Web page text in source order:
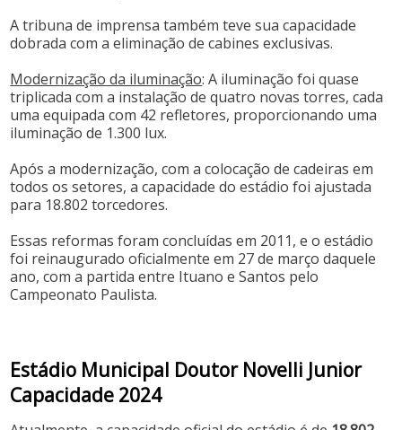
A tribuna de imprensa também teve sua capacidade
dobrada com a eliminação de cabines exclusivas. ​
Modernização da iluminação: A iluminação foi quase
triplicada com a instalação de quatro novas torres, cada
uma equipada com 42 refletores, proporcionando uma
iluminação de 1.300 lux. ​
Após a modernização, com a colocação de cadeiras em
todos os setores, a capacidade do estádio foi ajustada
para 18.802 torcedores. ​
Essas reformas foram concluídas em 2011, e o estádio
foi reinaugurado oficialmente em 27 de março daquele
ano, com a partida entre Ituano e Santos pelo
Campeonato Paulista.
Estádio Municipal Doutor Novelli Junior
Capacidade 2024